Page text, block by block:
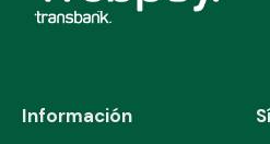
Información